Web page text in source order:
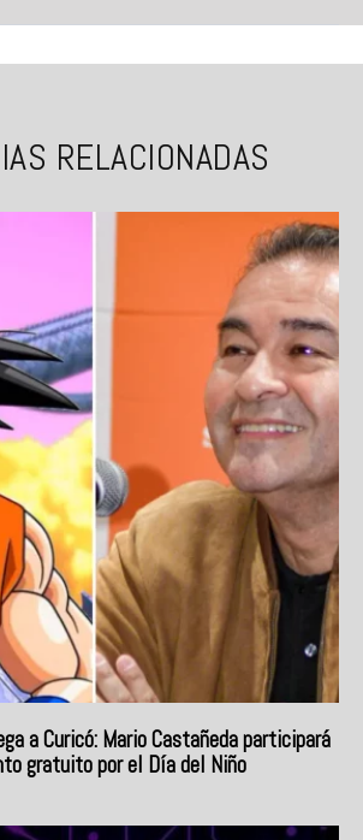
RELACIONADAS
a Curicó: Mario Castañeda participará
gratuito por el Día del Niño